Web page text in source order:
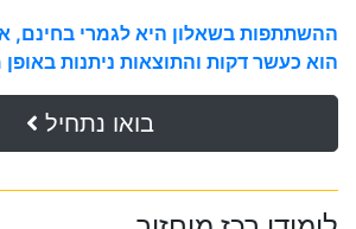
ההשתתפות בשאלון היא לגמרי בחינם,
הוא כעשר דקות והתוצאות ניתנות באופן
בואו נתחיל